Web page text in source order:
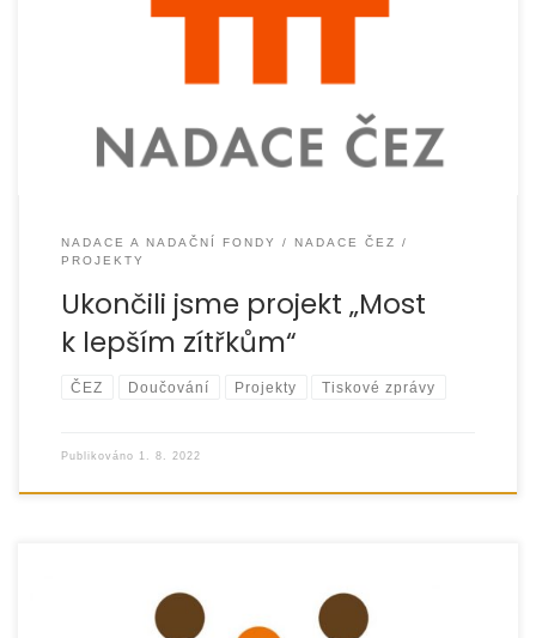
V průběhu celého školního roku 2021/2022 jsme v Opavě,
NADACE A NADAČNÍ FONDY
NADACE ČEZ
PROJEKTY
Ukončili jsme projekt „Most
k lepším zítřkům“
ČEZ Doučování Projekty Tiskové zprávy
Publikováno 1. 8. 2022